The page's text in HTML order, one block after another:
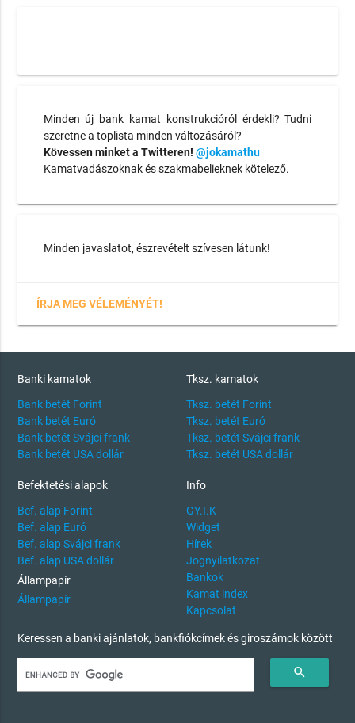
Minden új bank kamat konstrukcióról érdekli? Tudni
szeretne a toplista minden változásáról?
Kövessen minket a Twitteren! @jokamathu
Kamatvadászoknak és szakmabelieknek kötelező.
Minden javaslatot, észrevételt szívesen látunk!
ÍRJA MEG VÉLEMÉNYÉT!
Banki kamatok
Bank betét Forint
Bank betét Euró
Bank betét Svájci frank
Bank betét USA dollár
Tksz. kamatok
Tksz. betét Forint
Tksz. betét Euró
Tksz. betét Svájci frank
Tksz. betét USA dollár
Befektetési alapok
Bef. alap Forint
Bef. alap Euró
Bef. alap Svájci frank
Bef. alap USA dollár
Állampapír
Állampapír
Info
GY.I.K
Widget
Hírek
Jognyilatkozat
Bankok
Kamat index
Kapcsolat
Keressen a banki ajánlatok, bankfiókcímek és giroszámok között
search